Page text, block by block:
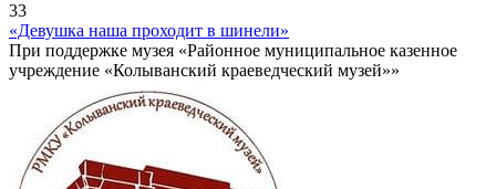
33
«Девушка наша проходит в шинели»
При поддержке музея «Районное муниципальное казенное
учреждение «Колыванский краеведческий музей»»